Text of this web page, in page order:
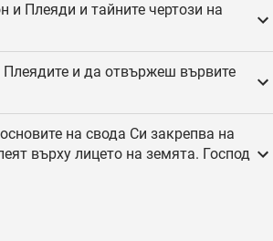
и Плеяди и тайните чертози на
и да отвържеш вървите
на свода Си закрепва на
върху лицето на земята. Господ